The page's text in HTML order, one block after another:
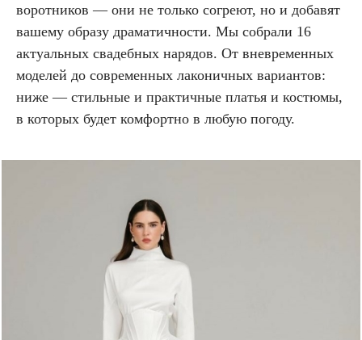
воротников — они не только согреют, но и добавят
вашему образу драматичности. Мы собрали 16
актуальных свадебных нарядов. От вневременных
моделей до современных лаконичных вариантов:
ниже — стильные и практичные платья и костюмы,
в которых будет комфортно в любую погоду.